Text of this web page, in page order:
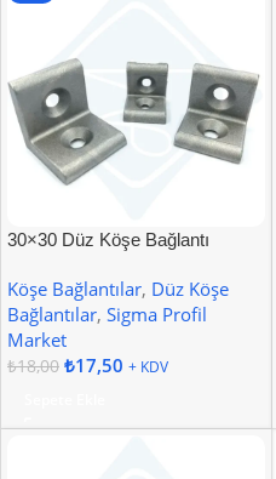
30×30 Düz Köşe Bağlantı
Köşe Bağlantılar, Düz Köşe
Bağlantılar, Sigma Profil
Market
₺18,00 ₺17,50 + KDV